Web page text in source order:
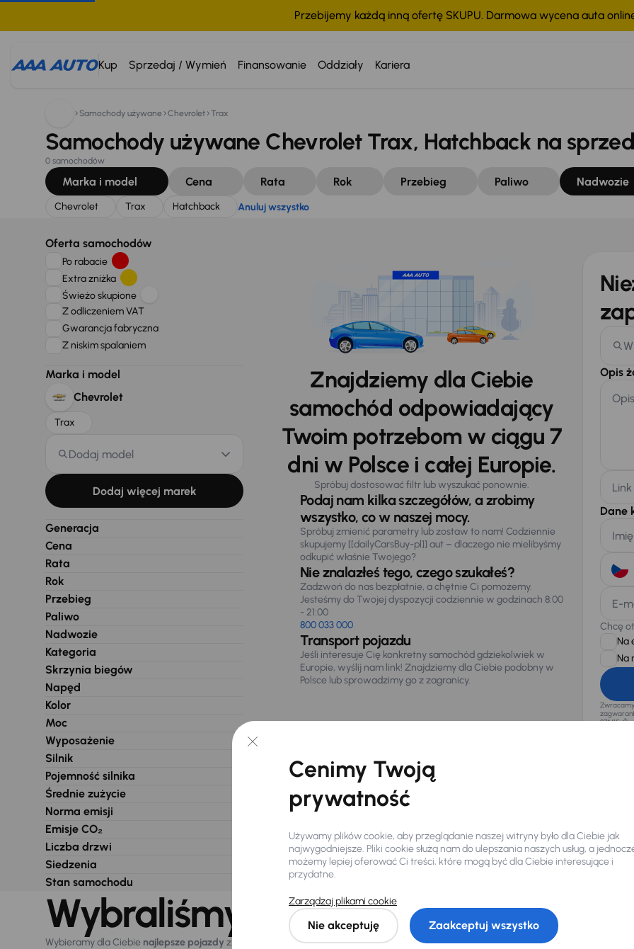
Przebijemy każdą inną ofertę SKUPU. Darmowa wycena auta
Kup Sprzedaj / Wymień Finansowanie Oddziały Kariera
Szukam: Anuluj wszystko
Samochody używane Chevrolet Trax
Samochody używane Chevrolet Trax, Hatchback na
0 samochodów
Marka i model Cena Rata Rok Przebieg Paliwo Nadwozie
Chevrolet Trax Hatchback Anuluj wszystko
Oferta samochodów
Po rabacie
Extra zniżka
Świeżo skupione
Z odliczeniem VAT
Gwarancja fabryczna
Z niskim spalaniem
Marka i model
Chevrolet
Trax
Dodaj model
Dodaj więcej marek
Generacja
Cena
Rata
Rok
Przebieg
Paliwo
Nadwozie
Kategoria
Skrzynia biegów
Napęd
Kolor
Moc
Wyposażenie
Silnik
Pojemność silnika
Średnie zużycie
Norma emisji
Emisje CO₂
Liczba drzwi
Siedzenia
Stan samochodu
Znajdziemy dla Ciebie
samochód odpowiadający
Twoim potrzebom w ciągu 7
dni w Polsce i całej Europie.
Spróbuj dostosować filtr lub wyszukać ponownie.
Podaj nam kilka szczegółów, a zrobimy
wszystko, co w naszej mocy.
Spróbuj zmienić parametry lub zostaw to nam! Codziennie
skupujemy [[dailyCarsBuy-pl]] aut – dlaczego nie mielibyśmy
odkupić właśnie Twojego?
Nie znalazłeś tego, czego szukałeś?
Zadzwoń do nas bezpłatnie, a chętnie Ci pomożemy.
Jesteśmy do Twojej dyspozycji codziennie w godzinach 8:00
- 21:00
800 033 000
Transport pojazdu
Jeśli interesuje Cię konkretny samochód gdziekolwiek w
Europie, wyślij nam link! Znajdziemy dla Ciebie podobny w
Polsce lub sprowadzimy go z zagranicy.
Opis
Dane
E-
Chcę
Na
Na
874/15,
Wybraliśmy dla Ciebie
Wybieramy dla Ciebie najlepsze pojazdy z naszej oferty. Kupimy dla Ciebiedo 400 pojazdówkażdego dnia.
Cenimy Twoją
prywatność
Używamy plików cookie, aby przeglądanie naszej witryny było dla Ciebie jak
najwygodniejsze. Pliki cookie służą nam do ulepszania naszych usług, a
możemy lepiej oferować Ci treści, które mogą być dla Ciebie interesujące i
przydatne.
Zarządzaj plikami cookie
Nie akceptuję Zaakceptuj wszystko